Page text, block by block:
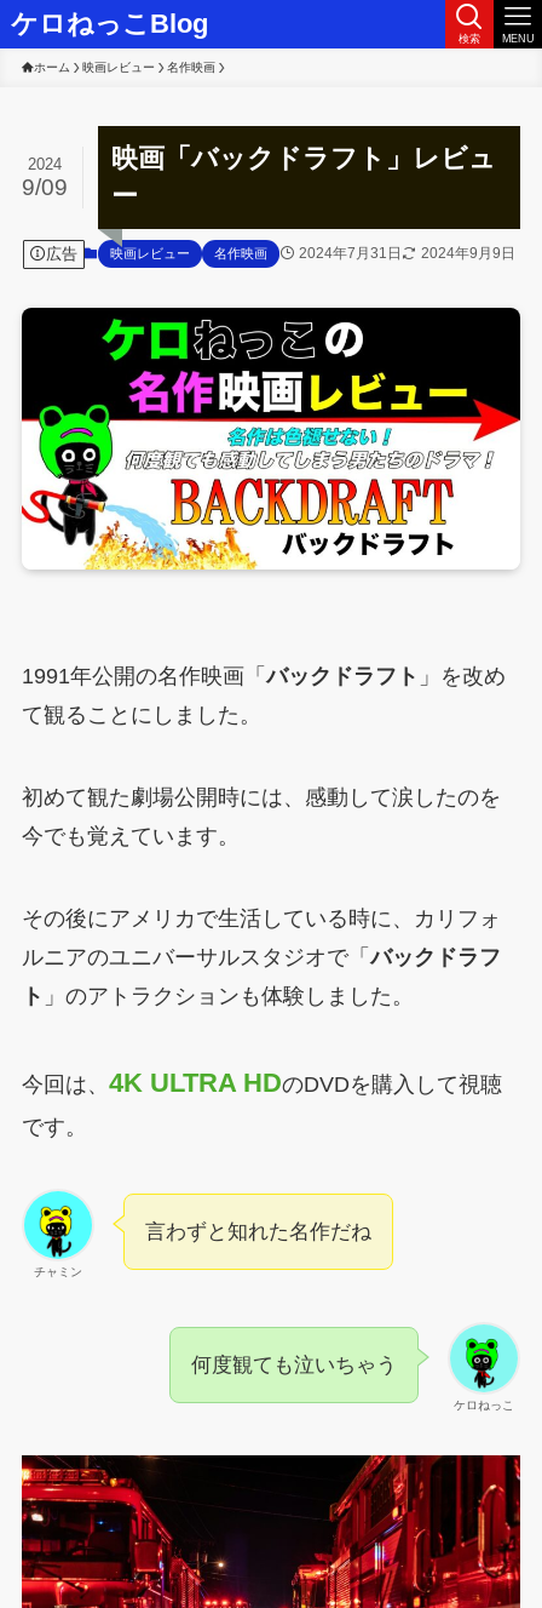
ケロねっこBlog 検索 MENU
ホーム 映画レビュー 名作映画
映画「バックドラフト」レビュ
ー
2024
9/09
広告 映画レビュー 名作映画 2024年7月31日 2024年9月9日
1991年公開の名作映画「バックドラフト 」を改め
て観ることにしました。
初めて観た劇場公開時には、感動して涙したのを
今でも覚えています。
その後にアメリカで生活している時に、カリフォ
ルニアのユニバーサルスタジオで「バックドラフ
ト 」のアトラクションも体験しました。
今回は、 4K ULTRA HDのDVDを購入して視聴
です。
チャミン
言わずと知れた名作だね
ケロねっこ
何度観ても泣いちゃう